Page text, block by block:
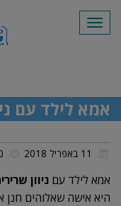
תפריט
אמא לילד עם
אמא לילד עם ניוון
היא אישה שאלוהים חנן